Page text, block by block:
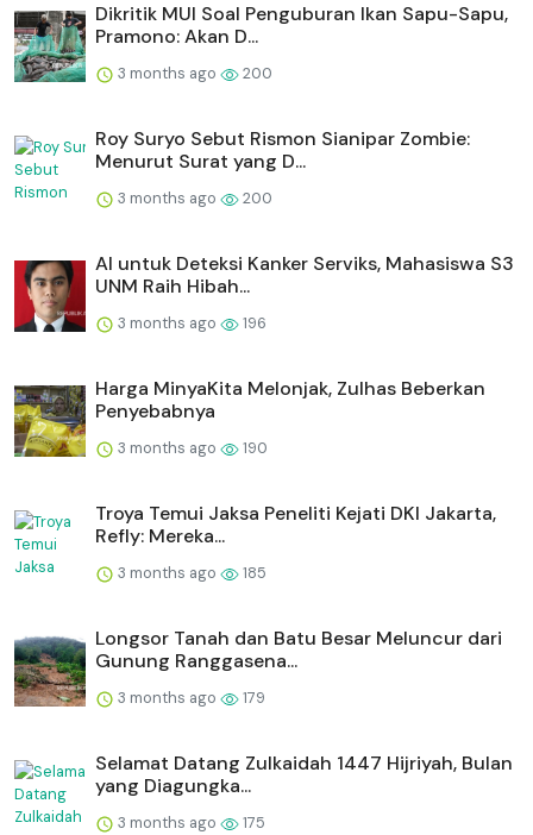
Dikritik MUI Soal Penguburan Ikan Sapu-Sapu,
Pramono: Akan D...
3 months ago 200
Roy Suryo Sebut Rismon Sianipar Zombie:
Menurut Surat yang D...
3 months ago 200
AI untuk Deteksi Kanker Serviks, Mahasiswa S3
UNM Raih Hibah...
3 months ago 196
Harga MinyaKita Melonjak, Zulhas Beberkan
Penyebabnya
3 months ago 190
Troya Temui Jaksa Peneliti Kejati DKI Jakarta,
Refly: Mereka...
3 months ago 185
Longsor Tanah dan Batu Besar Meluncur dari
Gunung Ranggasena...
3 months ago 179
Selamat Datang Zulkaidah 1447 Hijriyah, Bulan
yang Diagungka...
3 months ago 175